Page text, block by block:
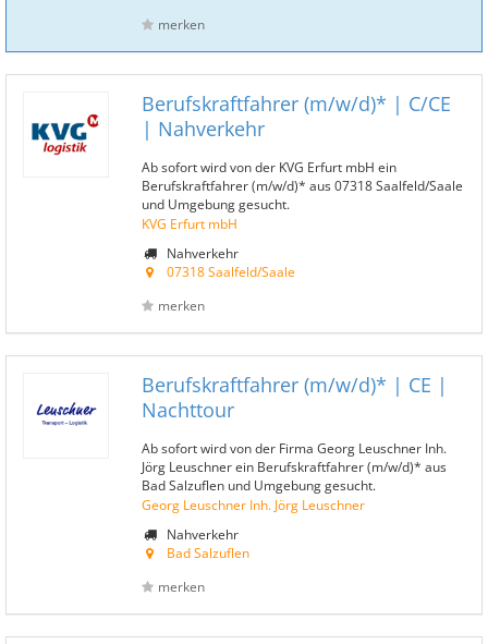
merken
Berufskraftfahrer (m/w/d)* | C/CE
| Nahverkehr
Ab sofort wird von der KVG Erfurt mbH ein
Berufskraftfahrer (m/w/d)* aus 07318 Saalfeld/Saale
und Umgebung gesucht.
KVG Erfurt mbH
Nahverkehr
07318 Saalfeld/Saale
merken
Berufskraftfahrer (m/w/d)* | CE |
Nachttour
Ab sofort wird von der Firma Georg Leuschner Inh.
Jörg Leuschner ein Berufskraftfahrer (m/w/d)* aus
Bad Salzuflen und Umgebung gesucht.
Georg Leuschner Inh. Jörg Leuschner
Nahverkehr
Bad Salzuflen
merken